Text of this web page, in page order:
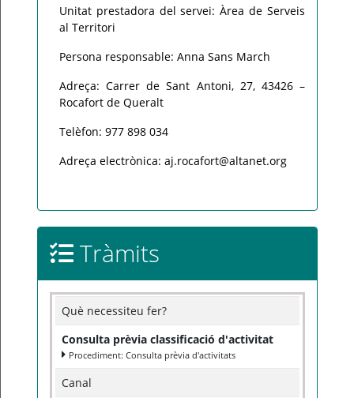
Unitat prestadora del servei: Àrea de Serveis
al Territori
Persona responsable: Anna Sans March
Adreça: Carrer de Sant Antoni, 27, 43426 –
Rocafort de Queralt
Telèfon: 977 898 034
Adreça electrònica: aj.rocafort@altanet.org
Tràmits
Què necessiteu fer?
Consulta prèvia classificació d'activitat
Procediment: Consulta prèvia d'activitats
Canal